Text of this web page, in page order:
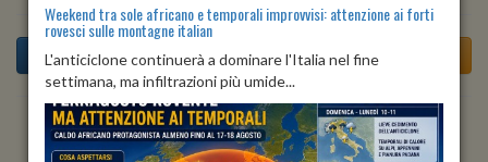
Previsioni del Tempo a Tornimparte di dopodomani
Weekend tra sole africano e temporali improvvisi: attenzione ai forti
rovesci sulle montagne italian
L'anticiclone continuerà a dominare l'Italia nel fine
settimana, ma infiltrazioni più umide...